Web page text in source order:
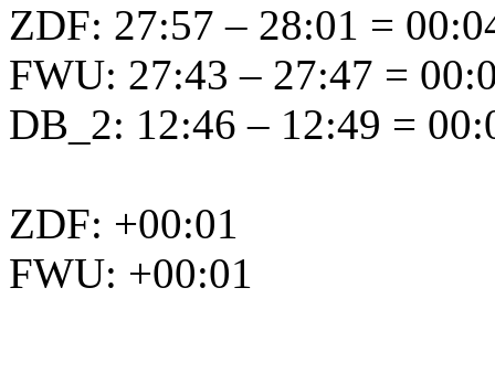
ZDF: 27:57 – 28:01 =
FWU: 27:43 – 27:47 =
DB_2: 12:46 – 12:49 =
ZDF: +00:01
FWU: +00:01